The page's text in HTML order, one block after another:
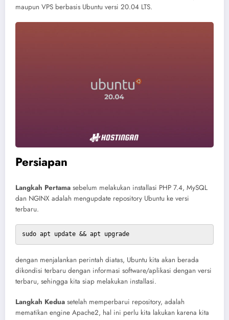
maupun VPS berbasis Ubuntu versi 20.04 LTS.
Persiapan
Langkah Pertama sebelum melakukan installasi PHP 7.4, MySQL
dan NGINX adalah mengupdate repository Ubuntu ke versi
terbaru.
sudo apt update && apt upgrade
dengan menjalankan perintah diatas, Ubuntu kita akan berada
dikondisi terbaru dengan informasi software/aplikasi dengan versi
terbaru, sehingga kita siap melakukan installasi.
Langkah Kedua setelah memperbarui repository, adalah
mematikan engine Apache2, hal ini perlu kita lakukan karena kita